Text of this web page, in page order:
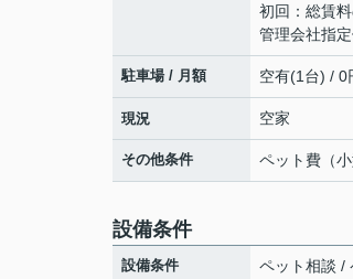
初回：総賃
管理会社指
駐車場 / 月額 空有(1台) / 0
現況 空家
その他条件 ペット費（
設備条件
設備条件
ペット相談 /